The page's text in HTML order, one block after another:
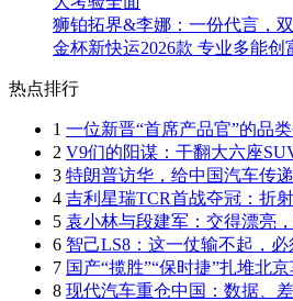
狮铂拓界&李娜：一份代言，
金杯新快运2026款 专业多能创
热点排行
1 一位新晋“首席产品官”的品
2 V9们的阳谋：干翻大六座
3 特朗普访华，给中国汽车传
4 吉利星瑞TCR首战夺冠：折
5 袁小林与段建军：交得漂亮
6 智己LS8：这一仗输不起，
7 国产“揽胜”“保时捷”扎堆北
8 现代汽车重仓中国：数据、